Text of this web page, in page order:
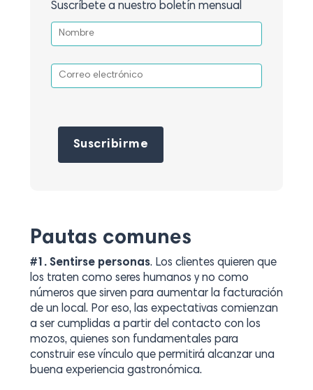
Suscríbete a nuestro boletín mensual
Pautas comunes
#1. Sentirse personas. Los clientes quieren que
los traten como seres humanos y no como
números que sirven para aumentar la facturación
de un local. Por eso, las expectativas comienzan
a ser cumplidas a partir del contacto con los
mozos, quienes son fundamentales para
construir ese vínculo que permitirá alcanzar una
buena experiencia gastronómica.